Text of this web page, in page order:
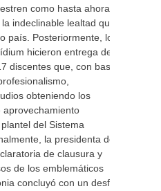
como hasta ahora el
indeclinable lealtad que
país. Posteriormente, los
hicieron entrega de
discentes que, con base
obteniendo los
aprovechamiento
del Sistema
la presidenta de
de clausura y
de los emblemáticos
concluyó con un desfile